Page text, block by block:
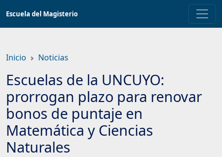
contenido
Escuela del Magisterio
Inicio Noticias
Escuelas de la UNCUYO:
prorrogan plazo para renovar
bonos de puntaje en
Matemática y Ciencias
Naturales